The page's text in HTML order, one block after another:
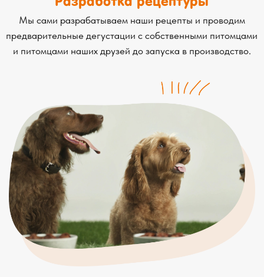
После отработки рецепта начинается производство —
вся наша продукция производится на собственной
площадке, которая похожа скорее на увеличенную и
автоматизированную домашнюю кухню,
чем на завод со сложной обрабатывающей
аппаратурой, трубами и проводами.
Cобственное производство